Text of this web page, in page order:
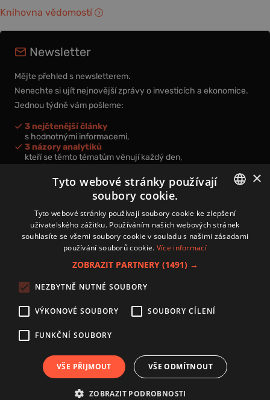
Knihovna vědomostí
Newsletter
Mějte přehled s newsletterem.
Nenechte si ujít nejnovější zprávy o investicích a ekonomice.
Jednou týdně vám pošleme:
3 nejčtenější články
s hodnotnými informacemi,
3 názory analytiků
kteří se těmto tématům věnují každý den,
nová videa a podcasty
k prohloubení vašich znalostí.
Přihlášením k newsletteru vyjadřujete svůj souhlas spodmínkami
zpracování osobních údajů.
Zásady používání souborů cookies
Autoři
Nastavení cookies
Publikování nebo další šíření obsahu serveru www.investice.cz není možné bez
CZECH
×
Tyto webové stránky používají
soubory cookie.
Tyto webové stránky používají soubory cookie ke zlepšení
uživatelského zážitku. Používáním našich webových stránek
souhlasíte se všemi soubory cookie v souladu s našimi zásadami
používání souborů cookie. Více informací
ZOBRAZIT PARTNERY (1491) →
NEZBYTNĚ NUTNÉ SOUBORY
VÝKONOVÉ SOUBORY SOUBORY CÍLENÍ
FUNKČNÍ SOUBORY
VŠE PŘIJMOUT VŠE ODMÍTNOUT
ZOBRAZIT PODROBNOSTI